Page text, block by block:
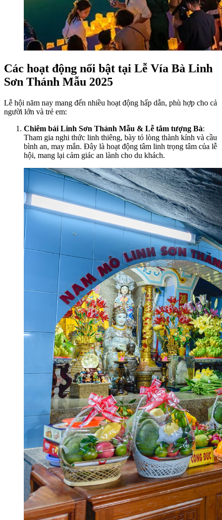
Các hoạt động nổi bật tại Lễ Vía Bà Linh
Sơn Thánh Mẫu 2025
Lễ hội năm nay mang đến nhiều hoạt động hấp dẫn, phù hợp cho cả
người lớn và trẻ em:
Chiêm bái Linh Sơn Thánh Mẫu & Lễ tắm tượng Bà:
Tham gia nghi thức linh thiêng, bày tỏ lòng thành kính và cầu
bình an, may mắn. Đây là hoạt động tâm linh trọng tâm của lễ
hội, mang lại cảm giác an lành cho du khách.